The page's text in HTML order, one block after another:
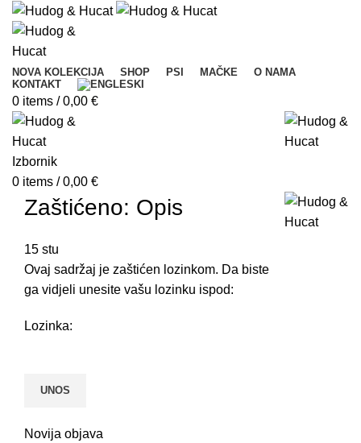
NOVA KOLEKCIJA SHOP PSI MAČKE
O NAMA
KONTAKT
0 items / 0,00 €
Izbornik
0 items / 0,00 €
Zaštićeno: Opis
15 stu
Ovaj sadržaj je zaštićen lozinkom. Da biste
ga vidjeli unesite vašu lozinku ispod:
Lozinka:
Novija objava